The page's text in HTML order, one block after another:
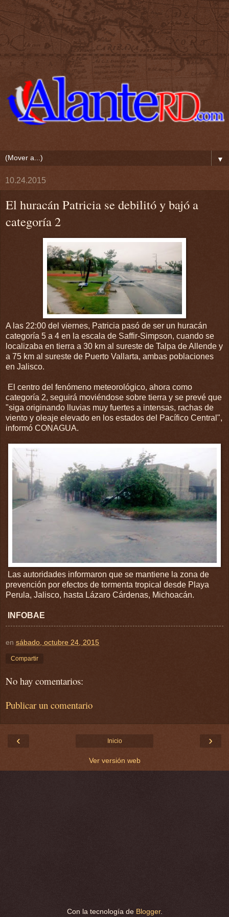
▼
10.24.2015
El huracán Patricia se debilitó y bajó a
categoría 2
A las 22:00 del viernes, Patricia pasó de ser un huracán
categoría 5 a 4 en la escala de Saffir-Simpson, cuando se
localizaba en tierra a 30 km al sureste de Talpa de Allende y
a 75 km al sureste de Puerto Vallarta, ambas poblaciones
en Jalisco.
El centro del fenómeno meteorológico, ahora como
categoría 2, seguirá moviéndose sobre tierra y se prevé que
"siga originando lluvias muy fuertes a intensas, rachas de
viento y oleaje elevado en los estados del Pacífico Central",
informó CONAGUA.
Las autoridades informaron que se mantiene la zona de
prevención por efectos de tormenta tropical desde Playa
Perula, Jalisco, hasta Lázaro Cárdenas, Michoacán.
INFOBAE
en sábado, octubre 24, 2015
Compartir
No hay comentarios:
Publicar un comentario
‹ ›
Inicio
Ver versión web
Con la tecnología de Blogger.